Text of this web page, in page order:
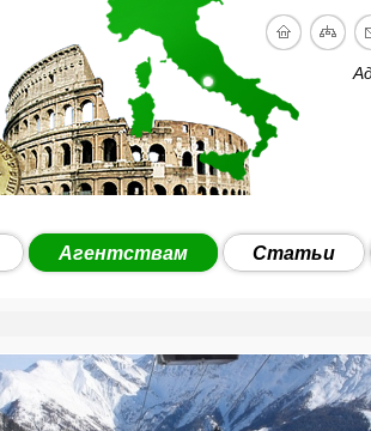
Агентствам Статьи